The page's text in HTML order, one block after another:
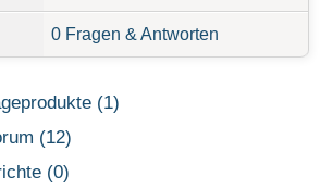
0 Fragen & Antworten
(1)
(12)
(0)